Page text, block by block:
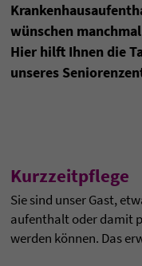
wünschen
Hier hilft Ihnen die
unseres
Kurzzeitpflege
Sie sind unser Gast,
aufenthalt oder damit
werden können. Das